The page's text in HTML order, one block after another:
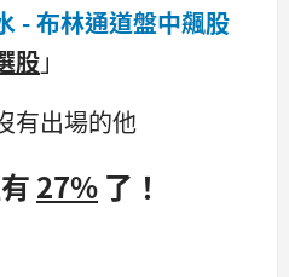
- 布林通道盤中飆股
股」
有出場的他
27% 了！